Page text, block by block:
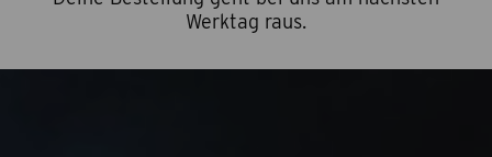
Werktag raus.